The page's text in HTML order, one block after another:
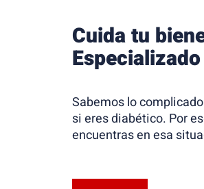
Cuida tu
Sabemos lo
si eres diabético. Por
encuentras en esa